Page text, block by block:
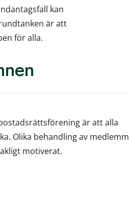
kan
är att
för alla.
är att alla
Olika behandling av
motiverat.